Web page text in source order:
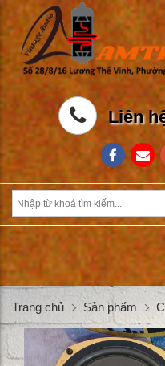
Liên
Trang chủ Sản phẩm